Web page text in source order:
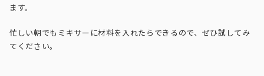
ます。
忙しい朝でもミキサーに材料を入れたらできるので、ぜひ試してみ
てください。